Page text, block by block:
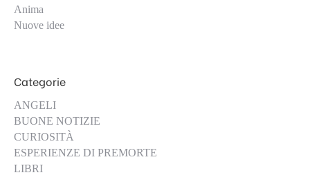
Anima
Nuove idee
Categorie
ANGELI
BUONE NOTIZIE
CURIOSITÀ
ESPERIENZE DI PREMORTE
LIBRI